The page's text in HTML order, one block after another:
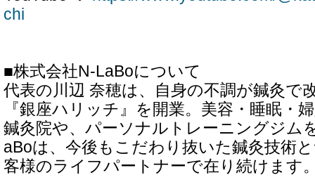
chi
■株式会社N-LaBoについて
代表の川辺 奈穂は、自身の不調が鍼灸で
『銀座ハリッチ』を開業。美容・睡眠・
鍼灸院や、パーソナルトレーニングジム
aBoは、今後もこだわり抜いた鍼灸技術
客様のライフパートナーで在り続けます